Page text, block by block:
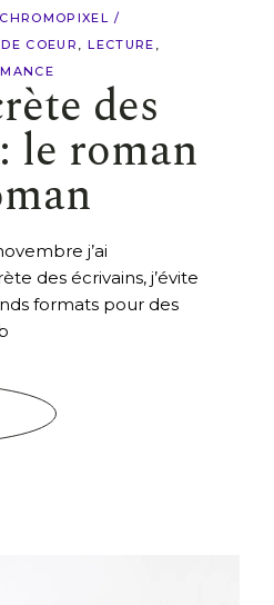
CHROMOPIXEL
COEUR
LECTURE
des
le roman
j’ai
des écrivains, j’évite
formats pour des